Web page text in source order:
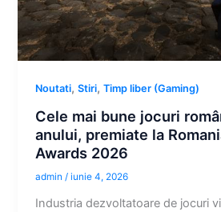
Noutati,Stiri,Timp liber (Gaming)
Cele mai bune jocuri
anului, premiate la
Awards 2026
admin/iunie 4, 2026
Industria dezvoltatoare de jocuri